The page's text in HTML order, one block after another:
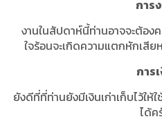
การ
งานในสัปดาห์นี้ท่านอาจจะต้อ
ใจร้อนจะเกิดความแตกหักเสี
การ
ยังดีที่ที่ท่านยังมีเงินเก่าเก็บไว้ให้
ได้ค